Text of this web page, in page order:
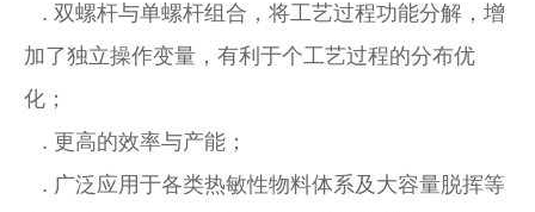
. 双螺杆与单螺杆组合，将工艺过程功能分解，增
加了独立操作变量，有利于个工艺过程的分布优
化；
. 更高的效率与产能；
. 广泛应用于各类热敏性物料体系及大容量脱挥等